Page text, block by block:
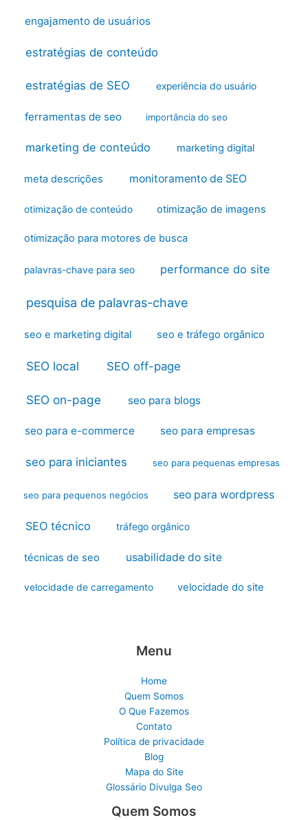
engajamento de usuários
estratégias de conteúdo
estratégias de SEO experiência do usuário
ferramentas de seo importância do seo
marketing de conteúdo marketing digital
meta descrições monitoramento de SEO
otimização de conteúdo otimização de imagens
otimização para motores de busca
palavras-chave para seo performance do site
pesquisa de palavras-chave
seo e marketing digital seo e tráfego orgânico
SEO local SEO off-page
SEO on-page seo para blogs
seo para e-commerce seo para empresas
seo para iniciantes seo para pequenas empresas
seo para pequenos negócios seo para wordpress
SEO técnico tráfego orgânico
técnicas de seo usabilidade do site
velocidade de carregamento velocidade do site
Menu
Home
Quem Somos
O Que Fazemos
Contato
Política de privacidade
Blog
Mapa do Site
Glossário Divulga Seo
Quem Somos